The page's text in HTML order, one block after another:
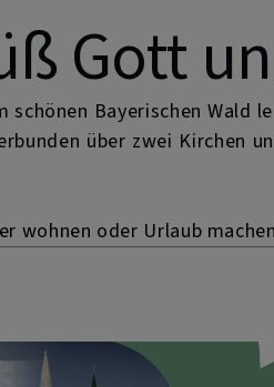
Gott
schönen Bayerischen Wald
über zwei Kirchen
wohnen oder Urlaub